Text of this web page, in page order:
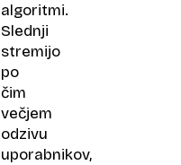
algoritmi.
Slednji
stremijo
po
čim
večjem
odzivu
uporabnikov,